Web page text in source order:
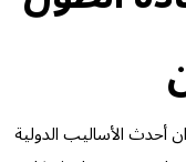
أحدث الأساليب الدولية